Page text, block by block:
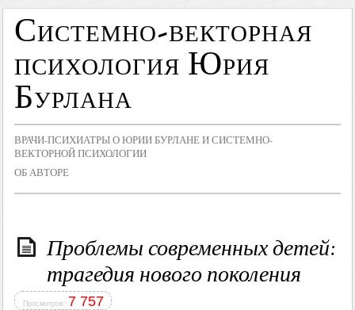
Системно-векторная
психология Юрия
Бурлана
ВРАЧИ-ПСИХИАТРЫ О ЮРИИ БУРЛАНЕ И СИСТЕМНО-
ВЕКТОРНОЙ ПСИХОЛОГИИ
ОБ АВТОРЕ
Проблемы современных детей:
трагедия нового поколения
Просмотров: 7 757